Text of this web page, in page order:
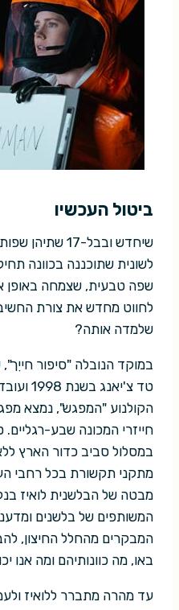
ביטול העכשיו
שיחדש ובבל-17
לשונית שתוכננה בכוונה
שפה טבעית, שצמחה באופן
לחווט מחדש את צורת
שלמדה אותה?
במוקד הנובלה "סיפור
הקולנוע "המפגש", נמצא
חייזרי המכונה שבע-רגליים.
מתקני תקשורת בכל רחבי
מבטה של הבלשנית לואיז
המשותפים של בלשנים
המבקרים מהחלל החיצון,
באו, מה כוונותיהם ומה אנו
עד מהרה מתברר ללואיז